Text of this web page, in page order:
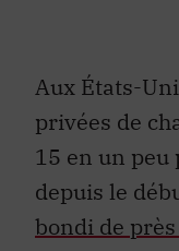
Aux États-
privées de
15 en un peu
depuis le
bondi de